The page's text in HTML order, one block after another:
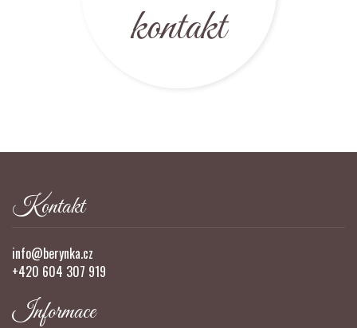
kontakt
Kontakt
info@berynka.cz
+420 604 307 919
Informace